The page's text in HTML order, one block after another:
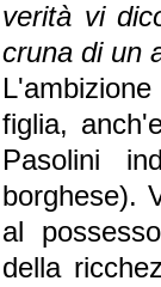
verità vi
cruna di un
figlia,
Pasolini
borghese).
al
della